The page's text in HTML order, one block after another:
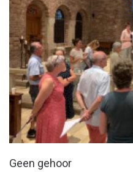
Geen gehoor